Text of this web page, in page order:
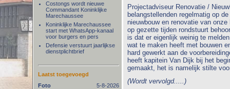
Projectadviseur Renovatie /
belangstellenden regelmatig op
nieuwbouw en renovatie van
op gezette tijden rondstuurt
is dat er eigenlijk weinig te
wat te maken heeft met bouwen
hard gewerkt aan de
heeft kapitein Van Dijk bij het
gemaakt, het is namelijk stilte
(Wordt vervolgd.....)
Costongs wordt nieuwe
Commandant Koninklijke
Marechaussee
Koninklijke Marechaussee
start met WhatsApp-kanaal
voor burgers en pers
Defensie verstuurt jaarlijkse
dienstplichtbrief
Laatst toegevoegd
Foto
5-8-2026